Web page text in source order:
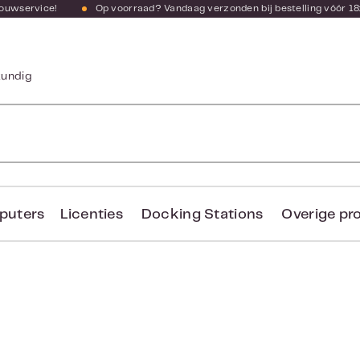
Op voorraad? Vandaag verzonden bij bestelling vóór
Licenties Docking Stations Overige